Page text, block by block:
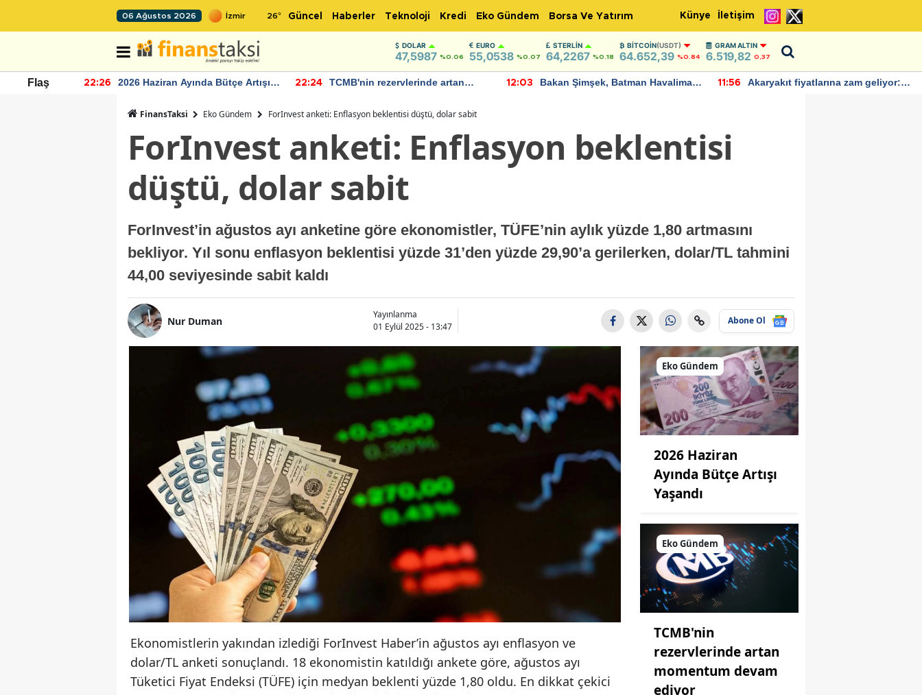
06 Ağustos 2026 26° Güncel Haberler Teknoloji Kredi Eko Gündem Borsa Ve Yatırım Künye İletişim
DOLAR
47,5987 %0.06
EURO
55,0538 %0.07
STERLIN
64,2267 %0.18
BITCOIN(USDT)
64.652,39 %0.84
GRAM ALTIN
6.519,82 0,37
Flaş 22:26
2026 Haziran Ayında Bütçe Artışı
22:24
TCMB'nin rezervlerinde artan
12:03
Bakan Şimşek, Batman Havalimanı
11:56
Akaryakıt fiyatlarına zam geliyor:
FinansTaksi Eko Gündem ForInvest anketi: Enflasyon beklentisi düştü, dolar sabit
ForInvest anketi: Enflasyon beklentisi
düştü, dolar sabit
ForInvest’in ağustos ayı anketine göre ekonomistler, TÜFE’nin aylık yüzde 1,80 artmasını
bekliyor. Yıl sonu enflasyon beklentisi yüzde 31’den yüzde 29,90’a gerilerken, dolar/TL tahmini
44,00 seviyesinde sabit kaldı
Nur Duman
Yayınlanma
01 Eylül 2025 - 13:47
Abone Ol
Ekonomistlerin yakından izlediği ForInvest Haber’in ağustos ayı enflasyon ve
dolar/TL anketi sonuçlandı. 18 ekonomistin katıldığı ankete göre, ağustos ayı
Tüketici Fiyat Endeksi (TÜFE) için medyan beklenti yüzde 1,80 oldu. En dikkat çekici
Eko Gündem
2026 Haziran
Ayında Bütçe Artışı
Yaşandı
Eko Gündem
TCMB'nin
rezervlerinde artan
momentum devam
ediyor